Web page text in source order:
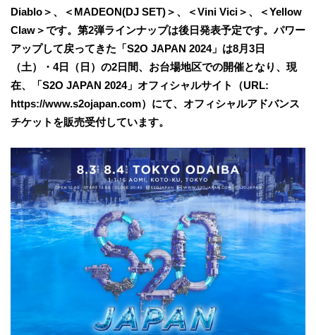
Diablo＞、＜MADEON(DJ SET)＞、＜Vini Vici＞、＜Yellow
Claw＞です。第2弾ラインナップは後日発表予定です。パワー
アップして戻ってきた「S2O JAPAN 2024」は8月3日
（土）・4日（日）の2日間、お台場地区での開催となり、現
在、「S2O JAPAN 2024」オフィシャルサイト（URL:
https://www.s2ojapan.com）にて、オフィシャルアドバンス
チケットを販売受付しています。